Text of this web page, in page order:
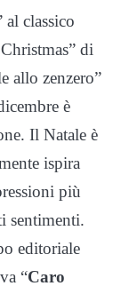
al classico
di
allo zenzero”
è
Il Natale è
ispira
più
sentimenti.
editoriale
“Caro